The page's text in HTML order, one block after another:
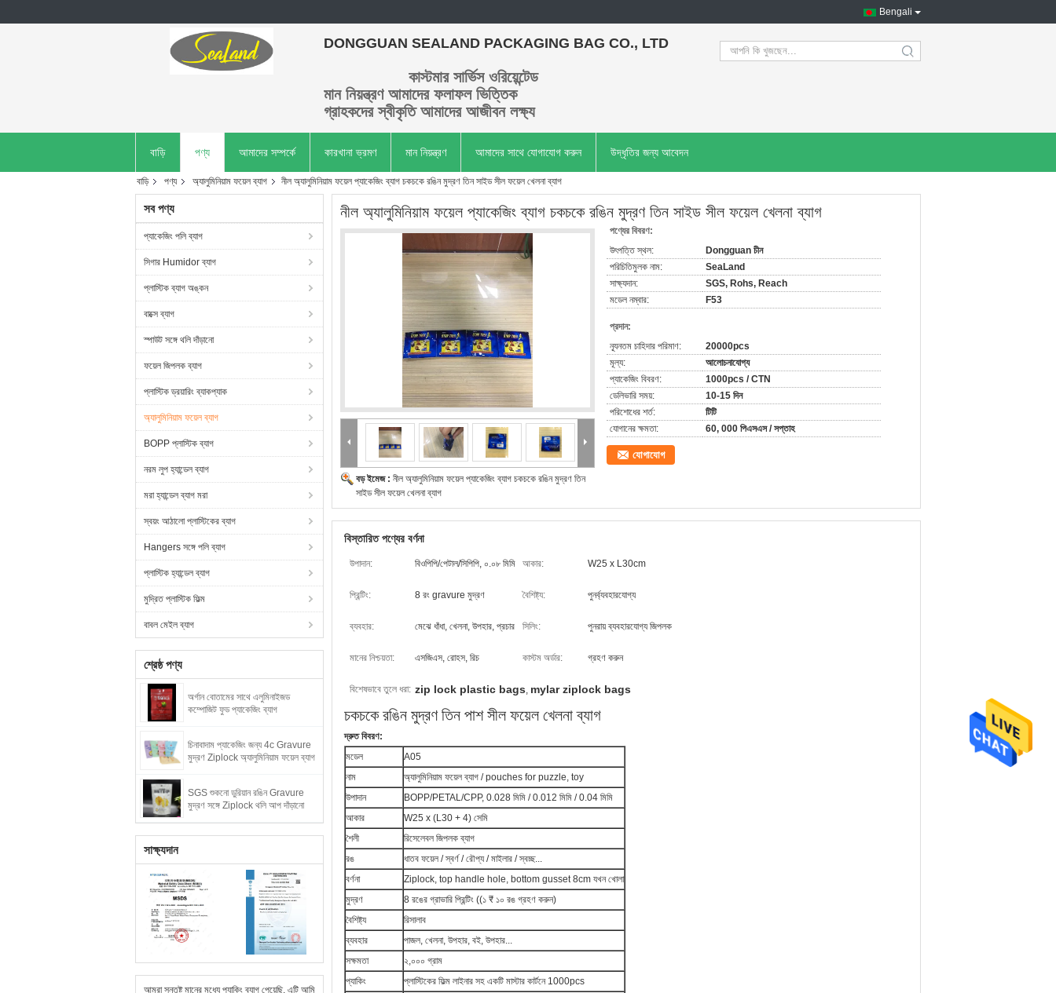
Bengali
DONGGUAN SEALAND PACKAGING BAG CO., LTD
কাস্টমার সার্ভিস ওরিয়েন্টেড
মান নিয়ন্ত্রণ আমাদের ফলাফল ভিত্তিক
গ্রাহকদের স্বীকৃতি আমাদের আজীবন লক্ষ্য
search
বাড়ি পণ্য আমাদের সম্পর্কে কারখানা ভ্রমণ মান নিয়ন্ত্রণ আমাদের সাথে যোগাযোগ করুন উদ্ধৃতির জন্য আবেদন
বাড়ি পণ্য অ্যালুমিনিয়াম ফয়েল ব্যাগ নীল অ্যালুমিনিয়াম ফয়েল প্যাকেজিং ব্যাগ চকচকে রঙিন মুদ্রণ তিন সাইড সীল ফয়েল খেলনা ব্যাগ
সব পণ্য
প্যাকেজিং পলি ব্যাগ
সিগার Humidor ব্যাগ
প্লাস্টিক ব্যাগ অঙ্কন
বাক্সে ব্যাগ
স্পাউট সঙ্গে থলি দাঁড়ানো
ফয়েল জিপলক ব্যাগ
প্লাস্টিক ড্রয়ারিং ব্যাকপ্যাক
অ্যালুমিনিয়াম ফয়েল ব্যাগ
BOPP প্লাস্টিক ব্যাগ
নরম লুপ হ্যান্ডেল ব্যাগ
মরা হ্যান্ডেল ব্যাগ মরা
স্বয়ং আঠালো প্লাস্টিকের ব্যাগ
Hangers সঙ্গে পলি ব্যাগ
প্লাস্টিক হ্যান্ডেল ব্যাগ
মুদ্রিত প্লাস্টিক ফিল্ম
বাবল মেইল ​​ব্যাগ
শ্রেষ্ঠ পণ্য
অর্গান বোতামের সাথে এলুমিনাইজড
কম্পোজিট ফুড প্যাকেজিং ব্যাগ
চিনাবাদাম প্যাকেজিং জন্য 4c Gravure
মুদ্রণ Ziplock অ্যালুমিনিয়াম ফয়েল ব্যাগ
SGS শুকনো ডুরিয়ান রঙিন Gravure
মুদ্রণ সঙ্গে Ziplock থলি আপ দাঁড়ানো
সাক্ষ্যদান
আমরা সন্তুষ্ট মানের মধ্যে প্যাকিং ব্যাগ পেয়েছি, এটি আমি
নীল অ্যালুমিনিয়াম ফয়েল প্যাকেজিং ব্যাগ চকচকে রঙিন মুদ্রণ তিন সাইড সীল ফয়েল খেলনা ব্যাগ
বড় ইমেজ : নীল অ্যালুমিনিয়াম ফয়েল প্যাকেজিং ব্যাগ চকচকে রঙিন মুদ্রণ তিন
সাইড সীল ফয়েল খেলনা ব্যাগ
পণ্যের বিবরণ:
উৎপত্তি স্থল:
Dongguan চীন
পরিচিতিমুলক নাম:
SeaLand
সাক্ষ্যদান:
SGS, Rohs, Reach
মডেল নম্বার:
F53
প্রদান:
ন্যূনতম চাহিদার পরিমাণ:
20000pcs
মূল্য:
আলোচনাযোগ্য
প্যাকেজিং বিবরণ:
1000pcs / CTN
ডেলিভারি সময়:
10-15 দিন
পরিশোধের শর্ত:
টিটি
যোগানের ক্ষমতা:
60, 000 পিএসএস / সপ্তাহ
যোগাযোগ
বিস্তারিত পণ্যের বর্ণনা
উপাদান: বিওপিপি/পেটাল/সিপিপি, ০.০৮ মিমি আকার: W25 x L30cm
প্রিন্টিং: 8 রং gravure মুদ্রণ বৈশিষ্ট্য: পুনর্ব্যবহারযোগ্য
ব্যবহার: মেঝে ধাঁধা, খেলনা, উপহার, প্রচার সিলিং: পুনরায় ব্যবহারযোগ্য জিপলক
মানের নিশ্চয়তা: এসজিএস, রোহস, রিচ কাস্টম অর্ডার: গ্রহণ করুন
বিশেষভাবে তুলে ধরা: zip lock plastic bags, mylar ziplock bags
চকচকে রঙিন মুদ্রণ তিন পাশ সীল ফয়েল খেলনা ব্যাগ
দ্রুত বিবরণ:
মডেল
A05
নাম
অ্যালুমিনিয়াম ফয়েল ব্যাগ / pouches for puzzle, toy
উপাদান
BOPP/PETAL/CPP, 0.028 মিমি / 0.012 মিমি / 0.04 মিমি
আকার
W25 x (L30 + 4) সেমি
শৈলী
রিসেলেবল জিপলক ব্যাগ
রঙ
ধাতব ফয়েল / স্বর্ণ / রৌপ্য / মাইলার / স্বচ্ছ...
বর্ণনা
Ziplock, top handle hole, bottom gusset 8cm যখন খোলা
মুদ্রণ
8 রঙের গ্রাভারি প্রিন্টিং ((১ ₹ ১০ রঙ গ্রহণ করুন)
বৈশিষ্ট্য
রিসালাব
ব্যবহার
পাজল, খেলনা, উপহার, বই, উপহার...
সক্ষমতা
২,০০০ গ্রাম
প্যাকিং
প্লাস্টিকের ফিল্ম লাইনার সহ একটি মাস্টার কার্টনে 1000pcs